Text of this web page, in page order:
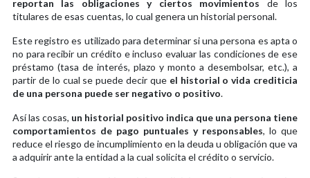
reportan las obligaciones y ciertos movimientos de los
titulares de esas cuentas, lo cual genera un historial personal.
Este registro es utilizado para determinar si una persona es apta o
no para recibir un crédito e incluso evaluar las condiciones de ese
préstamo (tasa de interés, plazo y monto a desembolsar, etc.), a
partir de lo cual se puede decir que el historial o vida crediticia
de una persona puede ser negativo o positivo.
Así las cosas, un historial positivo indica que una persona tiene
comportamientos de pago puntuales y responsables, lo que
reduce el riesgo de incumplimiento en la deuda u obligación que va
a adquirir ante la entidad a la cual solicita el crédito o servicio.